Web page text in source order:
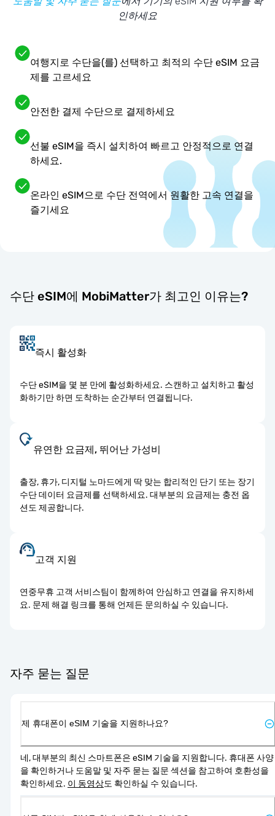
인하세요
여행지로 수단을(를) 선택하고 최적의 수단 eSIM 요금
제를 고르세요
안전한 결제 수단으로 결제하세요
선불 eSIM을 즉시 설치하여 빠르고 안정적으로 연결
하세요.
온라인 eSIM으로 수단 전역에서 원활한 고속 연결을
즐기세요
수단 eSIM에 MobiMatter가 최고인 이유는?
즉시 활성화
수단 eSIM을 몇 분 만에 활성화하세요. 스캔하고 설치하고 활성
화하기만 하면 도착하는 순간부터 연결됩니다.
유연한 요금제, 뛰어난 가성비
출장, 휴가, 디지털 노마드에게 딱 맞는 합리적인 단기 또는 장기
수단 데이터 요금제를 선택하세요. 대부분의 요금제는 충전 옵
션도 제공합니다.
고객 지원
연중무휴 고객 서비스팀이 함께하여 안심하고 연결을 유지하세
요. 문제 해결 링크를 통해 언제든 문의하실 수 있습니다.
자주 묻는 질문
제 휴대폰이 eSIM 기술을 지원하나요?
네, 대부분의 최신 스마트폰은 eSIM 기술을 지원합니다. 휴대폰 사양
을 확인하거나 도움말 및 자주 묻는 질문 섹션을 참고하여 호환성을
확인하세요. 이 동영상도 확인하실 수 있습니다.